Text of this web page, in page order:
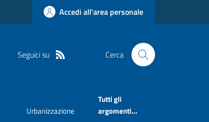
Accedi all'area personale
Seguici su Cerca
Urbanizzazione
Tutti gli
argomenti...